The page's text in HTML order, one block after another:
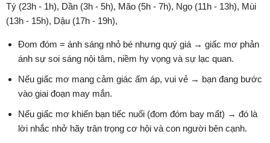
Tý (23h - 1h), Dần (3h - 5h), Mão (5h - 7h), Ngọ (11h - 13h), Mùi
(13h - 15h), Dậu (17h - 19h),
Đom đóm = ánh sáng nhỏ bé nhưng quý giá → giấc mơ phản
ánh sự soi sáng nội tâm, niềm hy vọng và sự lạc quan.
Nếu giấc mơ mang cảm giác ấm áp, vui vẻ → bạn đang bước
vào giai đoạn may mắn.
Nếu giấc mơ khiến bạn tiếc nuối (đom đóm bay mất) → đó là
lời nhắc nhở hãy trân trọng cơ hội và con người bên cạnh.